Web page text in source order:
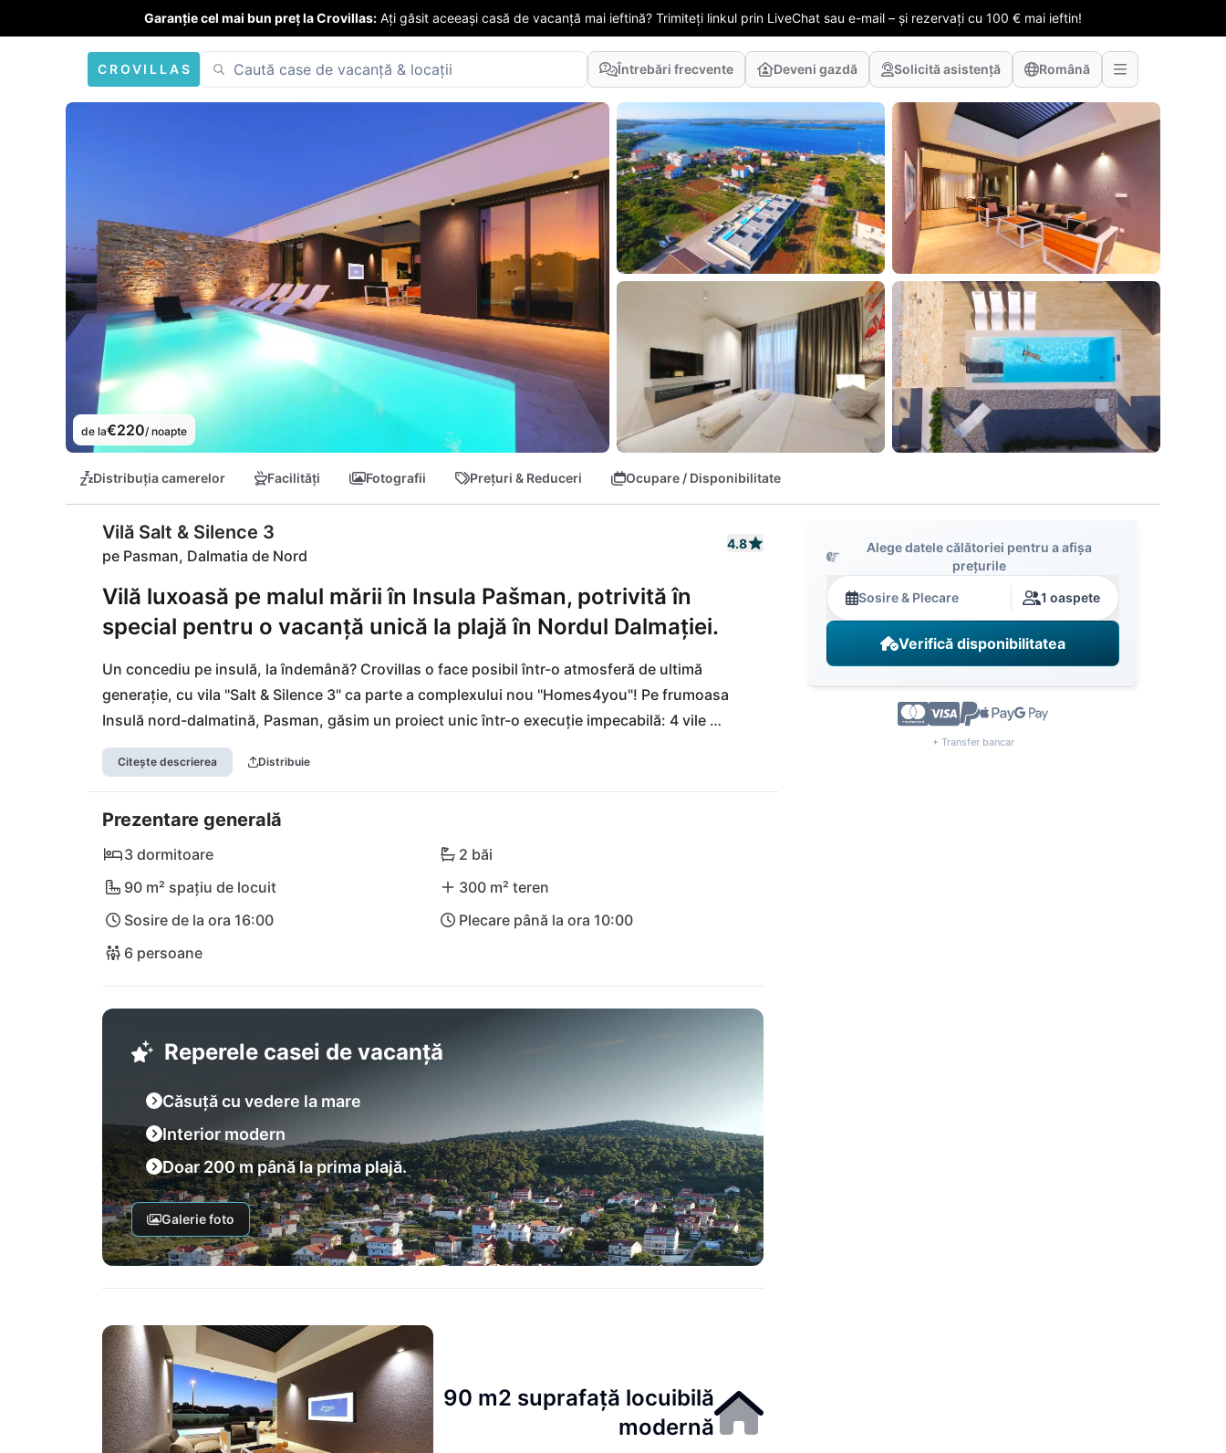
Garanție cel mai bun preț la Crovillas: Ați găsit aceeași casă de vacanță mai ieftină? Trimiteți linkul prin LiveChat sau e-mail – și rezervați cu 100 € mai ieftin!
CROVILLAS Întrebări frecvente Deveni gazdă Solicită asistență Română
de la€220/ noapte
Distribuția camerelor Facilități Fotografii Prețuri & Reduceri Ocupare / Disponibilitate
Vilă Salt & Silence 3
pe Pasman, Dalmatia de Nord
4.8
Vilă luxoasă pe malul mării în Insula Pašman, potrivită în
special pentru o vacanță unică la plajă în Nordul Dalmației.
Un concediu pe insulă, la îndemână? Crovillas o face posibil într-o atmosferă de ultimă
generație, cu vila "Salt & Silence 3" ca parte a complexului nou "Homes4you"! Pe frumoasa
Insulă nord-dalmatină, Pasman, găsim un proiect unic într-o execuție impecabilă: 4 vile
ultramoderne, la nivelul solului, la malul mării, pregătite să ofere relaxare într-un mod luxos.
Aici totul este încetinit. Insula poate fi accesată cu feribotul din Zadar sau Biograd. Un acces
perfect este oferit de aeroportul internațional din Zadar (ZAD), situat la doar jumătate de oră
distanță!
Citește descrierea Distribuie
Prezentare generală
3 dormitoare
2 băi
90 m² spațiu de locuit
300 m² teren
Sosire de la ora 16:00
Plecare până la ora 10:00
6 persoane
Reperele casei de vacanță
Căsuță cu vedere la mare
Interior modern
Doar 200 m până la prima plajă.
Galerie foto
90 m2 suprafață locuibilă
modernă
Alege datele călătoriei pentru a afișa
prețurile
Sosire & Plecare 1 oaspete
Verifică disponibilitatea
+ Transfer bancar